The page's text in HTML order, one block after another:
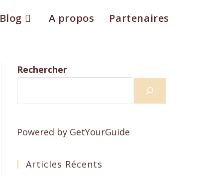
Blog A propos Partenaires
Rechercher
Powered by GetYourGuide
Articles Récents